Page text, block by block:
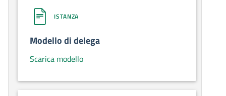
ISTANZA
Modello di delega
Scarica modello